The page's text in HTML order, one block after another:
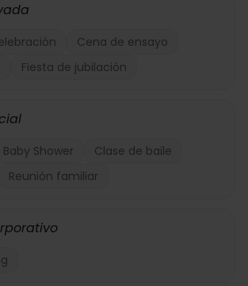
Cena de ensayo
Fiesta de jubilación
Baby Shower
Clase de baile
Reunión familiar